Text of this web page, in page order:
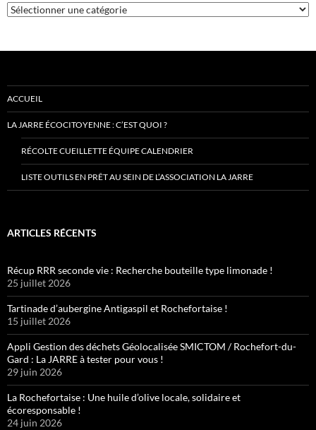
Catégories
ACCUEIL
LA JARRE ÉCOCITOYENNE : C’EST QUOI ?
RÉCOLTE CUEILLETTE ÉQUIPE CALENDRIER
LISTE OUTILS EN PRÊT AU SEIN DE L’ASSOCIATION LA JARRE
ARTICLES RÉCENTS
Récup RRR seconde vie : Recherche bouteille type limonade !
25 juillet 2026
Tartinade d’aubergine Antigaspil et Rochefortaise !
15 juillet 2026
Appli Gestion des déchets Géolocalisée SMICTOM / Rochefort-du-
Gard : La JARRE à tester pour vous !
29 juin 2026
La Rochefortaise : Une huile d’olive locale, solidaire et
écoresponsable !
24 juin 2026